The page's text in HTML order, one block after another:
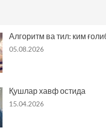
Алгоритм ва тил: ким
05.08.2026
Қушлар хавф остида
15.04.2026